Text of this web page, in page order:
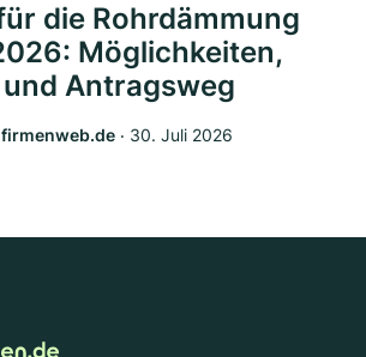
die Rohrdämmung
Möglichkeiten,
Antragsweg
‧ 30. Juli 2026